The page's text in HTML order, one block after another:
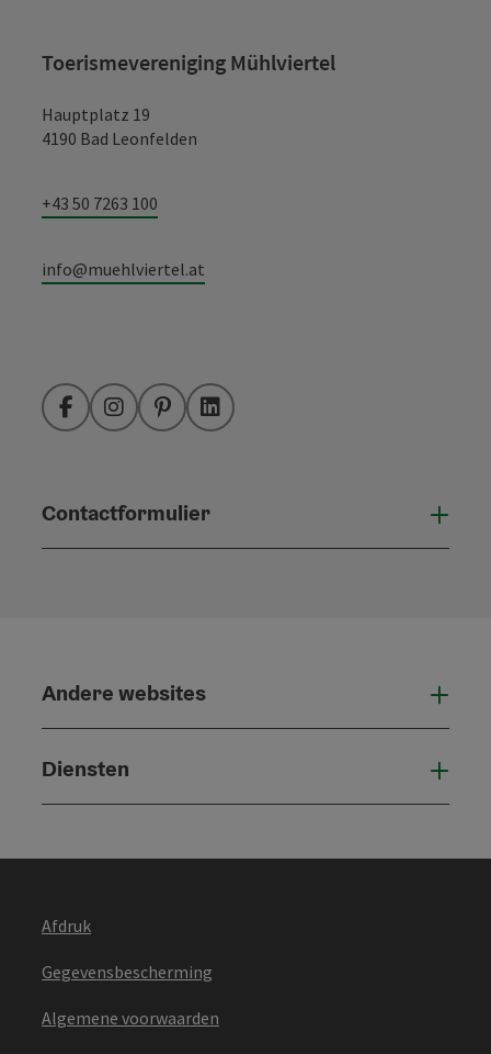
Toerismevereniging Mühlviertel
Hauptplatz 19
4190 Bad Leonfelden
+43 50 7263 100
info@muehlviertel.at
FacebookInstagramPinterestLinkedIn
Contactformulier
Andere websites
Diensten
Afdruk
Gegevensbescherming
Algemene voorwaarden